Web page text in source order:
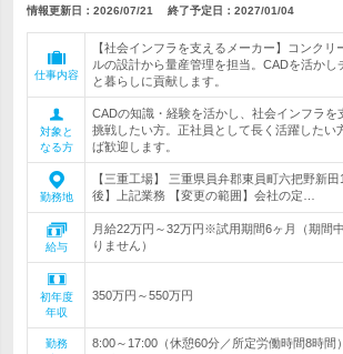
情報更新日：2026/07/21 終了予定日： 2027/01/04
仕事内容
【社会インフラを支えるメーカー】コンクリ
ルの設計から量産管理を担当。CADを活かし
と暮らしに貢献します。
対象と
なる方
CADの知識・経験を活かし、社会インフラを
挑戦したい方。正社員として長く活躍したい
ば歓迎します。
勤務地
【三重工場】 三重県員弁郡東員町六把野新
後】上記業務 【変更の範囲】会社の定…
給与
月給22万円～32万円※試用期間6ヶ月（期間
りません）
初年度
年収
350万円～550万円
勤務
8:00～17:00（休憩60分／所定労働時間8時